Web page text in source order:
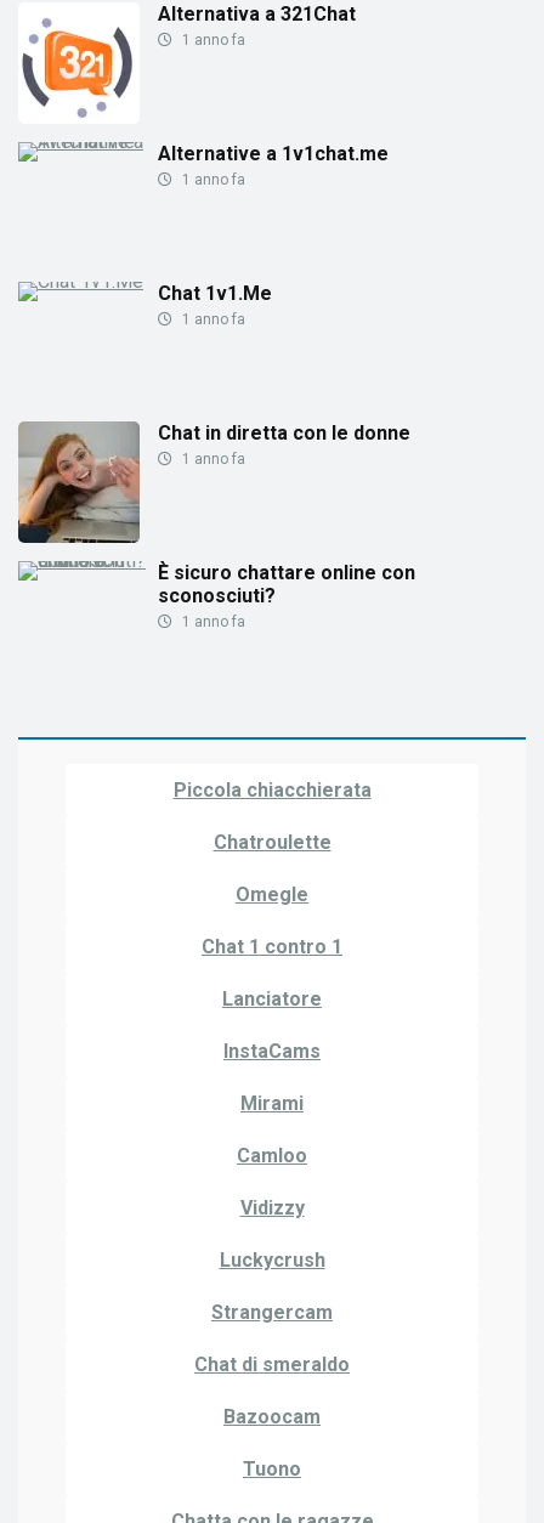
Alternativa a 321Chat
1 anno fa
Alternative a 1v1chat.me
1 anno fa
Chat 1v1.Me
1 anno fa
Chat in diretta con le donne
1 anno fa
È sicuro chattare online con
sconosciuti?
1 anno fa
Piccola chiacchierata
Chatroulette
Omegle
Chat 1 contro 1
Lanciatore
InstaCams
Mirami
Camloo
Vidizzy
Luckycrush
Strangercam
Chat di smeraldo
Bazoocam
Tuono